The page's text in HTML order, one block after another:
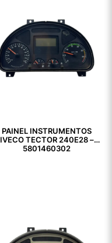
PAINEL INSTRUMENTOS
IVECO TECTOR 240E28 –
5801460302